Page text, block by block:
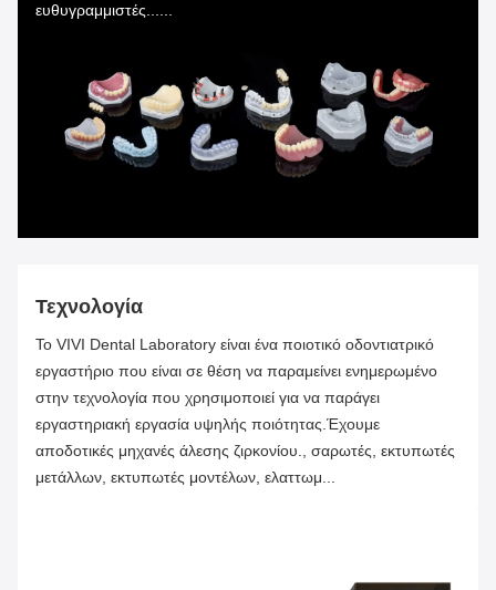
ευθυγραμμιστές......
Τεχνολογία
Το VIVI Dental Laboratory είναι ένα ποιοτικό οδοντιατρικό
εργαστήριο που είναι σε θέση να παραμείνει ενημερωμένο
στην τεχνολογία που χρησιμοποιεί για να παράγει
εργαστηριακή εργασία υψηλής ποιότητας.Έχουμε
αποδοτικές μηχανές άλεσης ζιρκονίου., σαρωτές, εκτυπωτές
μετάλλων, εκτυπωτές μοντέλων, ελαττωμ...